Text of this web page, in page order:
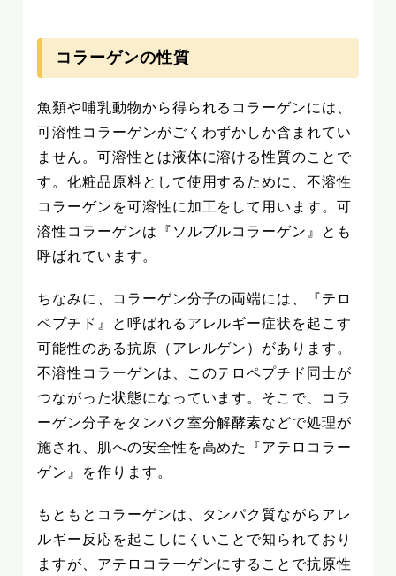
コラーゲンの性質
魚類や哺乳動物から得られるコラーゲンには、
可溶性コラーゲンがごくわずかしか含まれてい
ません。可溶性とは液体に溶ける性質のことで
す。化粧品原料として使用するために、不溶性
コラーゲンを可溶性に加工をして用います。可
溶性コラーゲンは『ソルブルコラーゲン』とも
呼ばれています。
ちなみに、コラーゲン分子の両端には、『テロ
ペプチド』と呼ばれるアレルギー症状を起こす
可能性のある抗原（アレルゲン）があります。
不溶性コラーゲンは、このテロペプチド同士が
つながった状態になっています。そこで、コラ
ーゲン分子をタンパク室分解酵素などで処理が
施され、肌への安全性を高めた『アテロコラー
ゲン』を作ります。
もともとコラーゲンは、タンパク質ながらアレ
ルギー反応を起こしにくいことで知られており
ますが、アテロコラーゲンにすることで抗原性